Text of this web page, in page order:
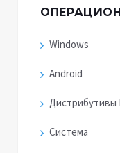
Windows
Android
Дистрибутивы
Система